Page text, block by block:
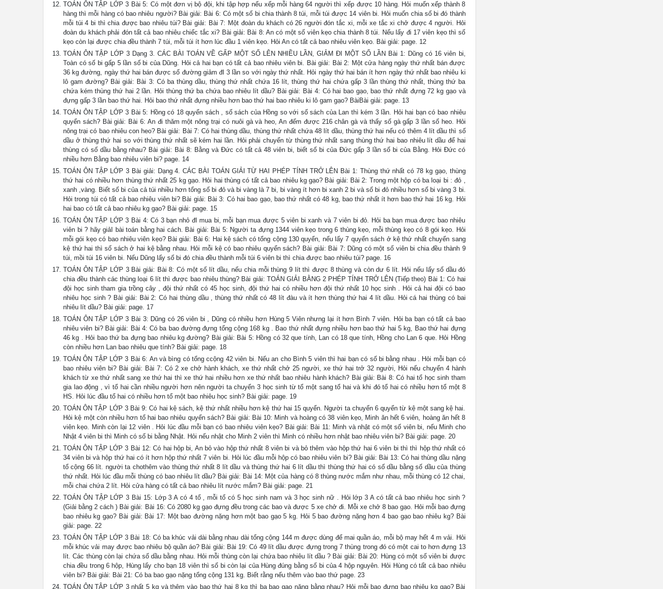
TOÁN ÔN TẬP LỚP 3 Bài 5: Có một đơn vị bộ đội, khi tập hợp nếu xếp mỗi hàng 64 người thì xếp được 10 hàng. Hỏi muốn xếp thành 8
hàng thì mỗi hàng có bao nhiêu người? Bài giải: Bài 6: Có một số bi chia thành 8 túi, mỗi túi được 14 viên bi. Hỏi muốn chia số bi đó thành
mỗi túi 4 bi thì chia được bao nhiêu túi? Bài giải: Bài 7: Một đoàn du khách có 26 người đón tắc xi, mỗi xe tắc xi chở được 4 người. Hỏi
đoàn du khách phải đón tất cả bao nhiêu chiếc tắc xi? Bài giải: Bài 8: An có một số viên kẹo chia thành 8 túi. Nếu lấy đi 17 viên kẹo thì số
kẹo còn lại được chia đều thành 7 túi, mỗi túi ít hơn lúc đầu 1 viên kẹo. Hỏi An có tất cả bao nhiêu viên kẹo. Bài giải: page. 12
TOÁN ÔN TẬP LỚP 3 Dạng 3. CÁC BÀI TOÁN VỀ GẤP MỘT SỐ LÊN NHIỀU LẦN, GIẢM ĐI MỘT SỐ LẦN Bài 1: Dũng có 16 viên bi,
Toàn có số bi gấp 5 lần số bi của Dũng. Hỏi cả hai bạn có tất cả bao nhiêu viên bi. Bài giải: Bài 2: Một cửa hàng ngày thứ nhất bán được
36 kg đường, ngày thứ hai bán được số đường giảm đI 3 lần so với ngày thứ nhất. Hỏi ngày thứ hai bán ít hơn ngày thứ nhất bao nhiêu ki
lô gam đường? Bài giải: Bài 3: Có ba thùng dầu, thùng thứ nhất chứa 16 lít, thùng thứ hai chứa gấp 3 lần thùng thứ nhất, thùng thứ ba
chứa kém thùng thứ hai 2 lần. Hỏi thùng thứ ba chứa bao nhiêu lít dầu? Bài giải: Bài 4: Có hai bao gạo, bao thứ nhất đựng 72 kg gạo và
đựng gấp 3 lần bao thứ hai. Hỏi bao thứ nhất đựng nhiều hơn bao thứ hai bao nhiêu ki lô gam gạo? BàiBài giải: page. 13
TOÁN ÔN TẬP LỚP 3 Bài 5: Hồng có 18 quyển sách , số sách của Hồng so với số sách của Lan thì kém 3 lần. Hỏi hai bạn có bao nhiêu
quyển sách? Bài giải: Bài 6: An đi thăm một nông trại có nuôi gà và heo, An đếm được 216 chân gà và thấy số gà gấp 3 lần số heo. Hỏi
nông trại có bao nhiêu con heo? Bài giải: Bài 7: Có hai thùng dầu, thùng thứ nhất chứa 48 lít dầu, thùng thứ hai nếu có thêm 4 lít dầu thì số
dầu ở thùng thứ hai so với thùng thứ nhất sẽ kém hai lần. Hỏi phải chuyển từ thùng thứ nhất sang thùng thứ hai bao nhiêu lít dầu để hai
thùng có số dầu bằng nhau? Bài giải: Bài 8: Bằng và Đức có tất cả 48 viên bi, biết số bi của Đức gấp 3 lần số bi của Bằng. Hỏi Đức có
nhiều hơn Bằng bao nhiêu viên bi? page. 14
TOÁN ÔN TẬP LỚP 3 Bài giải: Dạng 4. CÁC BÀI TOÁN GIẢI TỪ HAI PHÉP TÍNH TRỞ LÊN Bài 1: Thùng thứ nhất có 78 kg gạo, thùng
thứ hai có nhiều hơn thùng thứ nhất 25 kg gạo. Hỏi hai thùng có tất cả bao nhiêu kg gạo? Bài giải: Bài 2: Trong một hộp có ba loại bi : đỏ ,
xanh ,vàng. Biết số bi của cả túi nhiều hơn tổng số bi đỏ và bi vàng là 7 bi, bi vàng ít hơn bi xanh 2 bi và số bi đỏ nhiều hơn số bi vàng 3 bi.
Hỏi trong túi có tất cả bao nhiêu viên bi? Bài giải: Bài 3: Có hai bao gạo, bao thứ nhất có 48 kg, bao thứ nhất ít hơn bao thứ hai 16 kg. Hỏi
hai bao có tất cả bao nhiêu kg gạo? Bài giải: page. 15
TOÁN ÔN TẬP LỚP 3 Bài 4: Có 3 bạn nhỏ đI mua bi, mỗi bạn mua được 5 viên bi xanh và 7 viên bi đỏ. Hỏi ba bạn mua được bao nhiêu
viên bi ? hãy giảI bài toán bằng hai cách. Bài giải: Bài 5: Người ta đựng 1344 viên kẹo trong 6 thùng kẹo, mỗi thùng kẹo có 8 gói kẹo. Hỏi
mỗi gói kẹo có bao nhiêu viên kẹo? Bài giải: Bài 6: Hai kệ sách có tổng cộng 130 quyển, nếu lấy 7 quyển sách ở kệ thứ nhất chuyển sang
kệ thứ hai thì số sách ở hai kệ bằng nhau. Hỏi mỗi kệ có bao nhiêu quyển sách? Bài giải: Bài 7: Dũng có một số viên bi chia đều thành 9
túi, mồi túi 16 viên bi. Nếu Dũng lấy số bi đó chia đều thành mỗi túi 6 viên bi thì chia được bao nhiêu túi? page. 16
TOÁN ÔN TẬP LỚP 3 Bài giải: Bài 8: Có một số lít dầu, nếu chia mỗi thùng 9 lít thì được 8 thùng và còn dư 6 lít. Hỏi nếu lấy số dầu đó
chia đều thành các thùng loại 6 lít thì được bao nhiêu thùng? Bài giải: TOÁN GIẢI BẰNG 2 PHÉP TÍNH TRỞ LÊN (Tiếp theo) Bài 1: Có hai
đội học sinh tham gia trồng cây , đội thứ nhất có 45 học sinh, đội thứ hai có nhiều hơn đội thứ nhất 10 học sinh . Hỏi cả hai đội có bao
nhiêu học sinh ? Bài giải: Bài 2: Có hai thùng dầu , thùng thứ nhất có 48 lít đàu và ít hơn thùng thứ hai 4 lít dầu. Hỏi cá hai thùng có bai
nhiêu lít dầu? Bài giải: page. 17
TOÁN ÔN TẬP LỚP 3 Bài 3: Dũng có 26 viên bi , Dũng có nhiều hơn Hùng 5 Viên nhưng lại ít hơn Bình 7 viên. Hỏi ba bạn có tất cả bao
nhiêu viên bi? Bài giải: Bài 4: Có ba bao đường đựng tổng cộng 168 kg . Bao thứ nhất đựng nhiều hơn bao thứ hai 5 kg, Bao thứ hai đựng
46 kg . Hỏi bao thứ ba đựng bao nhiêu kg đường? Bài giải: Bài 5: Hồng có 32 que tính, Lan có 18 que tính, Hồng cho Lan 6 que. Hỏi Hồng
còn nhiều hơn Lan bao nhiêu que tính? Bài giải: page. 18
TOÁN ÔN TẬP LỚP 3 Bài 6: An và bìng có tổng ccộng 42 viên bi. Nếu an cho Bình 5 viên thì hai bạn có số bi bằng nhau . Hỏi mỗi bạn có
bao nhiêu viên bi? Bài giải: Bài 7: Có 2 xe chở hành khách, xe thứ nhất chở 25 người, xe thứ hai trở 32 người, Hỏi nếu chuyển 4 hành
khách từ xe thứ nhất sang xe thứ hai thì xe thứ hai nhiều hơn xe thứ nhất bao nhiêu hành khách? Bài giải: Bài 8: Có hai tổ học sinh tham
gia lao động , vì tổ hai cần nhiều người hơn nên người ta chuyển 3 học sinh từ tổ một sang tổ hai và khi đó tổ hai có nhiều hơn tổ một 8
HS. Hỏi lúc đầu tổ hai có nhiều hơn tổ một bao nhiêu học sinh? Bài giải: page. 19
TOÁN ÔN TẬP LỚP 3 Bài 9: Có hai kệ sách, kệ thứ nhất nhiều hơn kệ thứ hai 15 quyển. Người ta chuyển 6 quyển từ kệ một sang kệ hai.
Hỏi kệ một còn nhiều hơn tổ hai bao nhiêu quyển sách? Bài giải: Bài 10: Minh và hoàng có 38 viên kẹo, Minh ăn hết 6 viên, hoàng ăn hết 8
viên kẹo. Minh còn lại 12 viên . Hỏi lúc đầu mỗi bạn có bao nhiêu viên kẹo? Bài giải: Bài 11: Minh và nhật có một số viên bi, nếu Minh cho
Nhật 4 viên bi thì Minh có số bi bằng Nhật. Hỏi nếu nhật cho Minh 2 viên thì Minh có nhiều hơn nhật bao nhiêu viên bi? Bài giải: page. 20
TOÁN ÔN TẬP LỚP 3 Bài 12: Có hai hộp bi, An bỏ vào hộp thứ nhất 8 viên bi và bỏ thêm vào hộp thứ hai 6 viên bi thì thì hộp thứ nhất có
34 viên bi và hộp thứ hai có ít hơn hộp thứ nhất 7 viên bi. Hỏi lúc đầu mỗi hộp có bao nhiêu viên bi? Bài giải: Bài 13: Có hai thùng dầu nặng
tổ cộng 66 lít. người ta chothêm vào thùng thứ nhất 8 lít dầu và thùng thứ hai 6 lít dầu thì thùng thứ hai có số dầu bằng số dầu của thùng
thứ nhất. Hỏi lúc đầu mỗi thùng có bao nhiêu lít dầu? Bài giải: Bài 14: Một của hàng có 8 thùng nước mắm như nhau, mỗi thùng có 12 chai,
mỗi chai chứa 2 lít. Hỏi cửa hàng có tất cả bao nhiêu lít nước mắm? Bài giải: page. 21
TOÁN ÔN TẬP LỚP 3 Bài 15: Lớp 3 A có 4 tổ , mỗi tổ có 5 học sinh nam và 3 học sinh nữ . Hỏi lớp 3 A có tất cả bao nhiêu học sinh ?
(Giải bằng 2 cách ) Bài giải: Bài 16: Có 2080 kg gạo đựng đều trong các bao và được 5 xe chở đi. Mỗi xe chở 8 bao gạo. Hỏi mỗi bao đựng
bao nhiêu kg gạo? Bài giải: Bài 17: Một bao đường nặng hơn một bao gạo 5 kg. Hỏi 5 bao đường nặng hơn 4 bao gạo bao nhiêu kg? Bài
giải: page. 22
TOÁN ÔN TẬP LỚP 3 Bài 18: Có ba khúc vải dài bằng nhau dài tổng cộng 144 m được dùng để mai quần áo, mỗi bộ may hết 4 m vải. Hỏi
mỗi khúc vải may được bao nhiêu bộ quần áo? Bài giải: Bài 19: Có 49 lít dầu được đựng trong 7 thùng trong đó có một cai to hơn đựng 13
lít. Các thùng còn lại chứa số dầu bằng nhau. Hỏi mỗi thùng còn lại chứa bao nhiêu lít dầu ? Bài giải: Bài 20: Hùng có một số viên bi được
chia đều trong 6 hộp, Hùng lấy cho bạn 18 viên thì số bi còn lại của Hùng đúng bằng số bi của 4 hộp nguyên. Hỏi Hùng có tất cả bao nhiêu
viên bi? Bài giải: Bài 21: Có ba bao gạo nặng tổng cộng 131 kg. Biết rằng nếu thêm vào bao thứ page. 23
TOÁN ÔN TẬP LỚP 3 nhất 5 kg và thêm vào bao thứ hai 8 kg thì ba bao gạo nặng bằng nhau? Hỏi mỗi bao đựng bao nhiêu kg gạo? Bài